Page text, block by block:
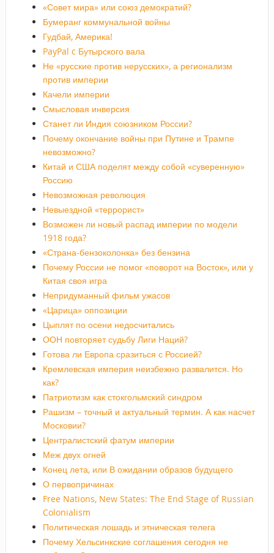
«Совет мира» или союз демократий?
Бумеранг коммунальной войны
Гудбай, Америка!
PayPal c Бутырского вала
Не «русские против нерусских», а регионализм
против империи
Качели империи
Смысловая инверсия
Станет ли Индия союзником России?
Почему окончание войны при Путине и Трампе
невозможно?
Китай и США поделят между собой «суверенную»
Россию
Невозможная революция
Невыездной «террорист»
Возможен ли новый распад империи по модели
1918 года?
«Страна-бензоколонка» без бензина
Почему России не помог «поворот на Восток», или у
Китая своя игра
Непридуманный фильм ужасов
«Царица» оппозиции
Цыплят по осени недосчитались
ООН повторяет судьбу Лиги Наций?
Готова ли Европа сразиться с Россией?
Кремлевская империя неизбежно развалится. Но
как?
Патриотизм как стокгольмский синдром
Рашизм – точный и актуальный термин. А как насчет
Московии?
Централистский фатум империи
Меж двух огней
Конец лета, или В ожидании образов будущего
О первопричинах
Free Nations, New States: The End Stage of Russian
Colonialism
Политическая лошадь и этническая телега
Почему Хельсинкские соглашения сегодня не